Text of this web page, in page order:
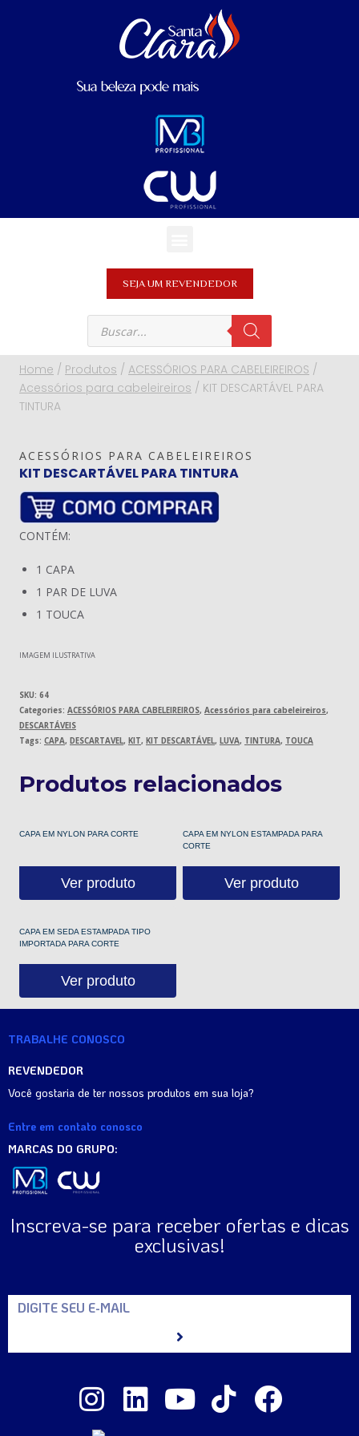
SEJA UM REVENDEDOR
Home / Produtos / ACESSÓRIOS PARA CABELEIREIROS /
Acessórios para cabeleireiros / KIT DESCARTÁVEL PARA
TINTURA
ACESSÓRIOS PARA CABELEIREIROS
KIT DESCARTÁVEL PARA TINTURA
CONTÉM:
1 CAPA
1 PAR DE LUVA
1 TOUCA
IMAGEM ILUSTRATIVA
SKU: 64
Categories: ACESSÓRIOS PARA CABELEIREIROS, Acessórios para cabeleireiros,
DESCARTÁVEIS
Tags: CAPA, DESCARTAVEL, KIT, KIT DESCARTÁVEL, LUVA, TINTURA, TOUCA
Produtos relacionados
CAPA EM NYLON PARA CORTE
Ver produto
CAPA EM NYLON ESTAMPADA PARA
CORTE
Ver produto
CAPA EM SEDA ESTAMPADA TIPO
IMPORTADA PARA CORTE
Ver produto
TRABALHE CONOSCO
REVENDEDOR
Você gostaria de ter nossos produtos em sua loja?
Entre em contato conosco
MARCAS DO GRUPO:
Inscreva-se para receber ofertas e dicas
exclusivas!